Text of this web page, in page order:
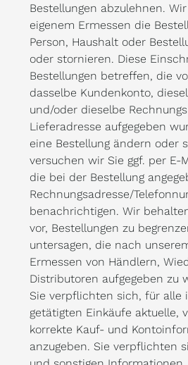
Bestellungen abzulehnen.
eigenem Ermessen die
Person, Haushalt oder
oder stornieren. Diese
Bestellungen betreffen, die
dasselbe Kundenkonto,
und/oder dieselbe
Lieferadresse aufgegeben
eine Bestellung ändern oder
versuchen wir Sie ggf. per E-
die bei der Bestellung
Rechnungsadresse/
benachrichtigen. Wir
vor, Bestellungen zu
untersagen, die nach
Ermessen von Händlern,
Distributoren aufgegeben zu
Sie verpflichten sich, für alle
getätigten Einkäufe aktuelle,
korrekte Kauf- und
anzugeben. Sie verpflichten